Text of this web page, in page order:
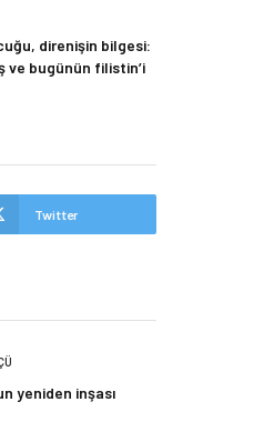
direnişin bilgesi:
ve bugünün filistin’i
Twitter
yeniden inşası